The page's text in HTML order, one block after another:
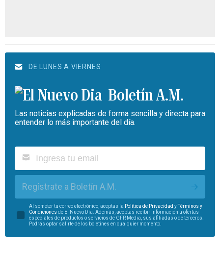
DE LUNES A VIERNES
Boletín A.M.
Las noticias explicadas de forma sencilla y directa para
entender lo más importante del día.
Regístrate a Boletín A.M.
Al someter tu correo electrónico, aceptas la Política de Privacidad yTérminos y
Condiciones de El Nuevo Día. Además, aceptas recibir información u ofertas
especiales de productos o servicios de GFR Media, sus afiliadas o de terceros.
Podrás optar salirte de los boletines en cualquier momento.